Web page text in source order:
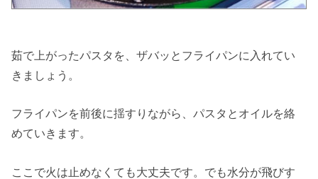
茹で上がったパスタを、ザバッとフライパンに入れてい
きましょう。
フライパンを前後に揺すりながら、パスタとオイルを絡
めていきます。
ここで火は止めなくても大丈夫です。でも水分が飛びす